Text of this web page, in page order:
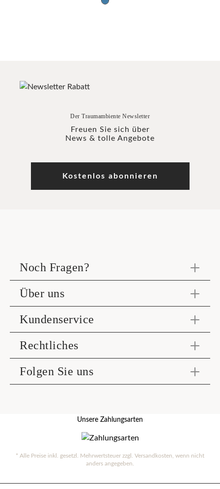
Der Traumambiente Newsletter
Freuen Sie sich über
News & tolle Angebote
Kostenlos abonnieren
Noch Fragen?
Über uns
Kundenservice
Rechtliches
Folgen Sie uns
Unsere Zahlungsarten
* Alle Preise inkl. gesetzl. Mehrwertsteuer zzgl. Versandkosten , wenn nicht
anders angegeben.